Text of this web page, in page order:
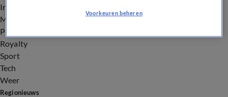
Infrastructuur
Milieu en Gezondheid
Politiek
Royalty
Sport
Tech
Weer
Regionieuws
Voorkeuren beheren